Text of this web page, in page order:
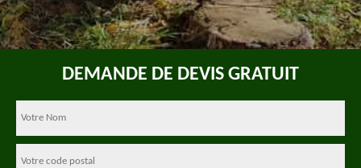
DEMANDE DE DEVIS GRATUIT